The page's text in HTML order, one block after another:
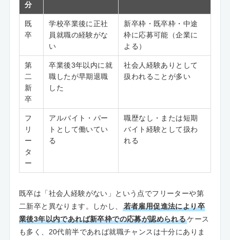
分
既
卒
学校卒業後に正社
員就職の経験がな
い
新卒枠・既卒枠・中途
枠に応募可能（企業に
よる）
第
二
新
卒
卒業後3年以内に就
職したが早期退職
した
社会人経験ありとして
扱われることが多い
フ
リ
ー
タ
ー
アルバイト・パー
トとして働いてい
る
職歴なし・または短期
バイト経験として扱わ
れる
既卒は「社会人経験がない」という点でフリーターや第
二新卒と異なります。しかし、
若者雇用促進法により卒
業後3年以内であれば新卒枠での応募が認められるケース
も多く、20代前半であれば就職チャンスは十分にありま